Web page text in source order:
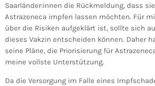
Saarländer:innen die Rückmeldung, dass
Astrazeneca impfen lassen möchten. Für
über die Risiken aufgeklärt ist, sollte sich
dieses Vakzin entscheiden können. Daher
seine Pläne, die Priorisierung für
meine vollste Unterstützung.
Da die Versorgung im Falle eines